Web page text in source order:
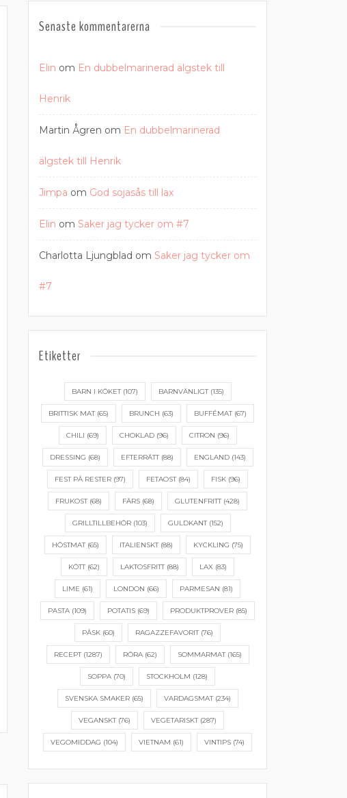
Senaste kommentarerna
Elin om En dubbelmarinerad älgstek till
Henrik
Martin Ågren om En dubbelmarinerad
älgstek till Henrik
Jimpa om God sojasås till lax
Elin om Saker jag tycker om #7
Charlotta Ljungblad om Saker jag tycker om
#7
Etiketter
BARN I KÖKET(107) BARNVÄNLIGT(135)
BRITTISK MAT(65) BRUNCH (63) BUFFÉMAT(67)
CHILI (69) CHOKLAD(96) CITRON (96)
DRESSING (68) EFTERRÄTT(88) ENGLAND(143)
FEST PÅ RESTER (97) FETAOST(84) FISK (96)
FRUKOST(68) FÄRS (68) GLUTENFRITT(428)
GRILLTILLBEHÖR(103) GULDKANT(152)
HÖSTMAT(65) ITALIENSKT(88) KYCKLING (75)
KÖTT(62) LAKTOSFRITT(88) LAX (83)
LIME (61) LONDON (66) PARMESAN (81)
PASTA (109) POTATIS (69) PRODUKTPROVER (85)
PÅSK (60) RAGAZZEFAVORIT(76)
RECEPT(1287) RÖRA(62) SOMMARMAT(165)
SOPPA (70) STOCKHOLM (128)
SVENSKA SMAKER(65) VARDAGSMAT(234)
VEGANSKT(76) VEGETARISKT(287)
VEGOMIDDAG (104) VIETNAM (61) VINTIPS (74)